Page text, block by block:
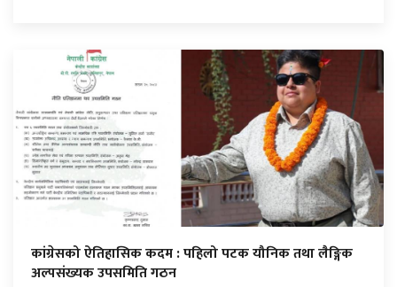
कांग्रेसको ऐतिहासिक कदम : पहिलो पटक यौनिक तथा लैङ्गिक
अल्पसंख्यक उपसमिति गठन